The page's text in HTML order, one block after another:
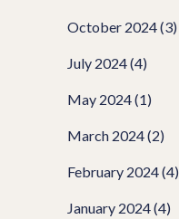
October 2024(3)
July 2024(4)
May 2024(1)
March 2024(2)
February 2024(4)
January 2024(4)